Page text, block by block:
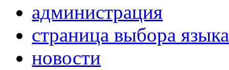
администрация
страница выбора языка
новости